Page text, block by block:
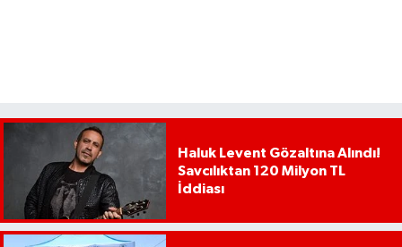
Haluk Levent Gözaltına Alındı!
Savcılıktan 120 Milyon TL
İddiası